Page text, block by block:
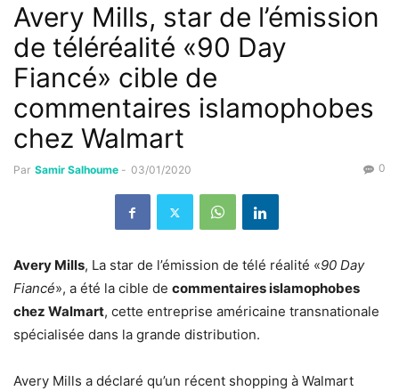
Avery Mills, star de l’émission
de téléréalité «90 Day
Fiancé» cible de
commentaires islamophobes
chez Walmart
Par Samir Salhoume - 03/01/2020 0
Avery Mills, La star de l’émission de télé réalité «90 Day
Fiancé», a été la cible de commentaires islamophobes
chez Walmart, cette entreprise américaine transnationale
spécialisée dans la grande distribution.
Avery Mills a déclaré qu’un récent shopping à Walmart